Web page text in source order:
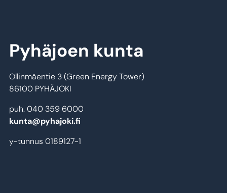
Pyhäjoen kunta
Ollinmäentie 3 (Green Energy Tower)
86100 PYHÄJOKI
puh. 040 359 6000
kunta@pyhajoki.fi
y-tunnus 0189127-1